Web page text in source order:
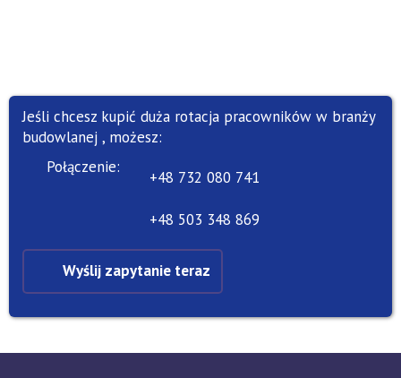
Jeśli chcesz kupić duża rotacja pracowników w branży
budowlanej , możesz:
Połączenie:
+48 732 080 741
+48 503 348 869
Wyślij zapytanie teraz